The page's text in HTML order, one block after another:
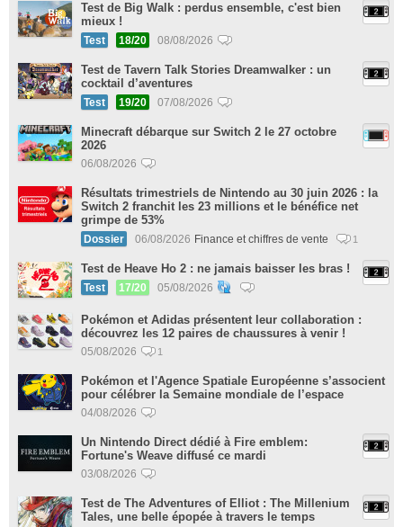
Test de Big Walk : perdus ensemble, c'est bien
mieux !
Test 18/20 08/08/2026
Test de Tavern Talk Stories Dreamwalker : un
cocktail d’aventures
Test 19/20 07/08/2026
Minecraft débarque sur Switch 2 le 27 octobre
2026
06/08/2026
Résultats trimestriels de Nintendo au 30 juin 2026 : la
Switch 2 franchit les 23 millions et le bénéfice net
grimpe de 53%
Dossier 06/08/2026 Finance et chiffres de vente 1
Test de Heave Ho 2 : ne jamais baisser les bras !
Test 17/20 05/08/2026
Pokémon et Adidas présentent leur collaboration :
découvrez les 12 paires de chaussures à venir !
05/08/2026 1
Pokémon et l'Agence Spatiale Européenne s’associent
pour célébrer la Semaine mondiale de l’espace
04/08/2026
Un Nintendo Direct dédié à Fire emblem:
Fortune's Weave diffusé ce mardi
03/08/2026
Test de The Adventures of Elliot : The Millenium
Tales, une belle épopée à travers le temps